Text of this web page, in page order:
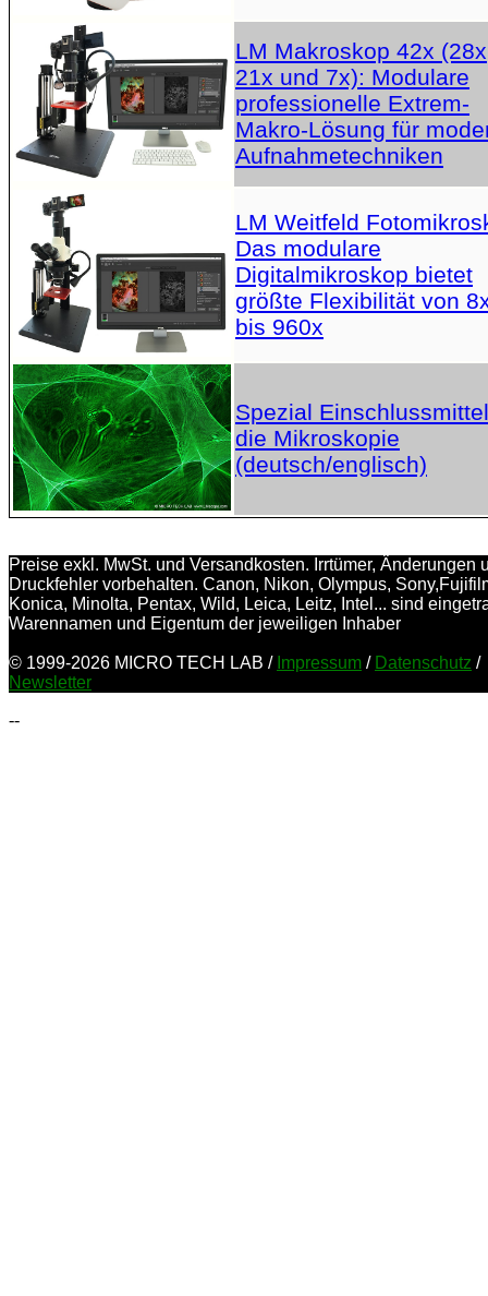
LM Makroskop 42x
21x und 7x): Modulare
professionelle Extrem-
Makro-Lösung für
Aufnahmetechniken
LM Weitfeld
Das modulare
Digitalmikroskop bietet
größte Flexibilität von
bis 960x
Spezial
die Mikroskopie
(deutsch/englisch)
Preise exkl. MwSt. und Versandkosten. Irrtümer, Änderungen
Druckfehler vorbehalten. Canon, Nikon, Olympus,
Konica, Minolta, Pentax, Wild, Leica, Leitz, Intel... sind
Warennamen und Eigentum der jeweiligen Inhaber
© 1999-2026 MICRO TECH LAB / Impressum / Datenschutz /
Newsletter
--